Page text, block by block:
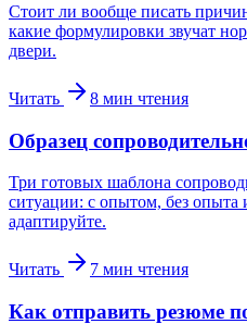
Стоит ли вообще писать
какие формулировки звучат
двери.
Читать 8 мин чтения
Образец
Три готовых шаблона
ситуации: с опытом, без
адаптируйте.
Читать 7 мин чтения
Как отправить резюме